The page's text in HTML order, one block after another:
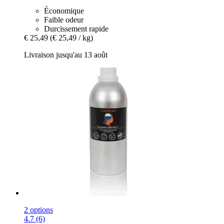
Économique
Faible odeur
Durcissement rapide
€ 25,49 (€ 25,49 / kg)
Livraison jusqu'au 13 août
2 options
4.7 (6)